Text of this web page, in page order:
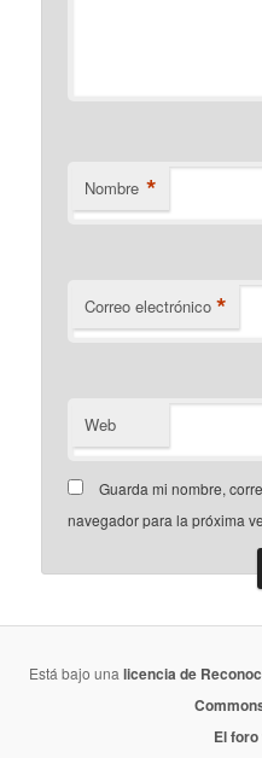
Nombre *
Correo electrónico *
Web
Guarda mi nombre,
navegador para la próxima
Está bajo una licencia de
El